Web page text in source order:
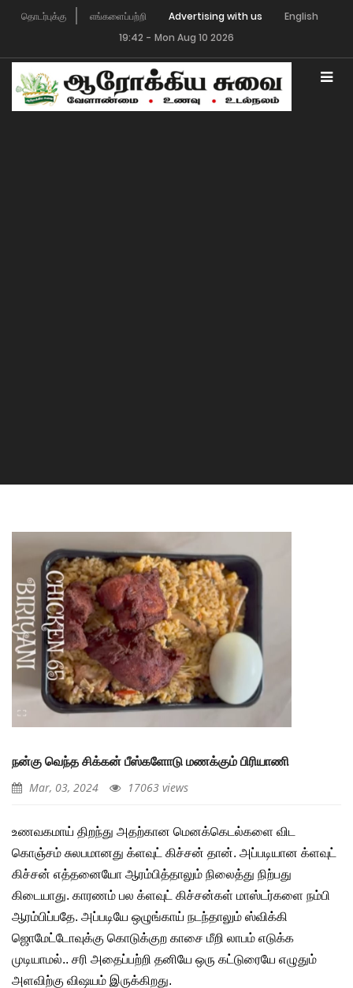
தொடர்புக்கு எங்களைப்பற்றி Advertising with us
English
19:42 - Mon Aug 10 2026
நன்கு வெந்த சிக்கன் பீஸ்களோடு மணக்கும் பிரியாணி
Mar, 03, 2024 17063 views
உணவகமாய் திறந்து அதற்கான மெனக்கெடல்களை விட
கொஞ்சம் சுலபமானது க்ளவுட் கிச்சன் தான். அப்படியான க்ளவுட்
கிச்சன் எத்தனையோ ஆரம்பித்தாலும் நிலைத்து நிற்பது
கிடையாது. காரணம் பல க்ளவுட் கிச்சன்கள் மாஸ்டர்களை நம்பி
ஆரம்பிப்பதே. அப்படியே ஒழுங்காய் நடந்தாலும் ஸ்விக்கி
ஜொமேட்டோவுக்கு கொடுக்குற காசை மீறி லாபம் எடுக்க
முடியாமல்.. சரி அதைப்பற்றி தனியே ஒரு கட்டுரையே எழுதும்
அளவிற்கு விஷயம் இருக்கிறது.